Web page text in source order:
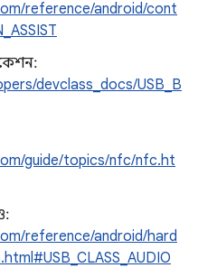
reference/android/cont
devclass_docs/USB_B
guide/topics/nfc/nfc.ht
reference/android/hard